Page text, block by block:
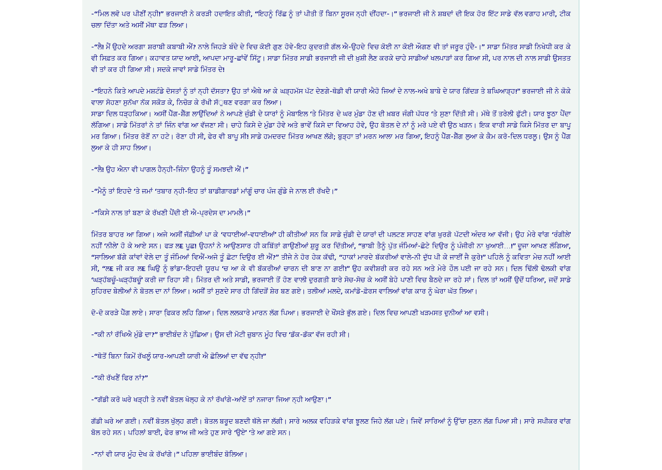
-“ਮਿਲ ਲਵੋ ਪਰ ਪੀਣੀਂ ਨ੍ਹੀ!” ਭਰਜਾਈ ਨੇ ਕਰੜੀ ਹਦਾਇਤ ਕੀਤੀ, “ਇਹਨੂੰ ਰਿੱਛ ਨੂੰ ਤਾਂ ਪੀਤੀ ਤੋਂ ਬਿਨਾ ਸੂਰਜ ਨ੍ਹੀ ਦੀਂਹਦਾ-।” ਭਰਜਾਈ ਜੀ ਨੇ ਸ਼ਬਦਾਂ ਦੀ ਇਕ ਹੋਰ ਇੱਟ ਸਾਡੇ ਵੱਲ ਵਗਾਹ ਮਾਰੀ, ਟੀਕ
ਚਲਾ ਦਿੱਤਾ ਅਤੇ ਅਸੀਂ ਮੱਥਾ ਫੜ ਲਿਆ।
-“ਲੈ! ਮੈਂ ਉਹਦੇ ਅਰਗਾ ਸ਼ਰਾਬੀ ਕਬਾਬੀ ਐਂ? ਨਾਲੇ ਜਿਹੜੇ ਬੰਦੇ ਦੇ ਵਿਚ ਕੋਈ ਗੁਣ ਹੋਵੇ-ਇਹ ਕੁਦਰਤੀ ਗੱਲ ਐ-ਉਹਦੇ ਵਿਚ ਕੋਈ ਨਾ ਕੋਈ ਔਗਣ ਵੀ ਤਾਂ ਜਰੂਰ ਹੁੰਦੈ-।” ਸਾਡਾ ਮਿੱਤਰ ਸਾਡੀ ਨਿਖੇਧੀ ਕਰ ਕੇ
ਵੀ ਸਿਫ਼ਤ ਕਰ ਗਿਆ। ਕਹਾਵਤ ਯਾਦ ਆਈ, ਆਪਦਾ ਮਾਰੂ-ਛਾਂਵੇਂ ਸਿੱਟੂ। ਸਾਡਾ ਮਿੱਤਰ ਸਾਡੀ ਭਰਜਾਈ ਜੀ ਦੀ ਖ਼ੁਸ਼ੀ ਲੈਣ ਕਰਕੇ ਚਾਹੇ ਸਾਡੀਆਂ ਖਲਪਾੜਾਂ ਕਰ ਗਿਆ ਸੀ, ਪਰ ਨਾਲ ਦੀ ਨਾਲ ਸਾਡੀ ਉਸਤਤ
ਵੀ ਤਾਂ ਕਰ ਹੀ ਗਿਆ ਸੀ। ਸਦਕੇ ਜਾਵਾਂ ਸਾਡੇ ਮਿੱਤਰ ਦੇ!
-“ਇਹਨੇ ਕਿਤੇ ਆਪਦੇ ਮਸ਼ਟੰਡੇ ਦੋਸਤਾਂ ਨੂੰ ਤਾਂ ਨ੍ਹੀ ਦੱਸਤਾ? ਉਹ ਤਾਂ ਐਥੇ ਆ ਕੇ ਘੜ੍ਹਮੱਸ ਪੱਟ ਦੇਣਗੇ-ਥੋਡੀ ਵੀ ਯਾਰੀ ਐਹੋ ਜਿਆਂ ਦੇ ਨਾਲ-ਅਖੇ ਬਾਬੇ ਦੇ ਯਾਰ ਗਿੱਦੜ ਤੇ ਬਘਿਆੜ੍ਹ!” ਭਰਜਾਈ ਜੀ ਨੇ ਕੋਕੇ
ਵਾਲਾ ਸੋਹਣਾ ਸੁਨੱਖਾ ਨੱਕ ਸਕੋੜ ਕੇ, ਨਿਚੋੜ ਕੇ ਰੱਖੀ ਸੱੁਥਣ ਵਰਗਾ ਕਰ ਲਿਆ।
ਸਾਡਾ ਦਿਲ ਧੜ੍ਹਕਿਆ। ਅਸੀਂ ਪੈੱਗ-ਸ਼ੈੱਗ ਲਾਉਂਦਿਆਂ ਨੇ ਆਪਣੇ ਜੁੰਡੀ ਦੇ ਯਾਰਾਂ ਨੂੰ ਮੋਬਾਇਲ ‘ਤੇ ਮਿੱਤਰ ਦੇ ਘਰ ਮੁੰਡਾ ਹੋਣ ਦੀ ਖ਼ਬਰ ਜੰਗੀ ਪੱਧਰ ‘ਤੇ ਸੁਣਾ ਦਿੱਤੀ ਸੀ। ਮੱਥੇ ਤੋਂ ਤਰੇਲੀ ਫੁੱਟੀ। ਯਾਰ ਝੂਠਾ ਪੈਂਦਾ
ਲੱਗਿਆ। ਸਾਡੇ ਮਿੱਤਰਾਂ ਨੇ ਤਾਂ ਜਿੰਨ ਵਾਂਗ ਆ ਵੱਜਣਾ ਸੀ। ਚਾਹੇ ਕਿਸੇ ਦੇ ਮੁੰਡਾ ਹੋਵੇ ਅਤੇ ਭਾਵੇਂ ਕਿਸੇ ਦਾ ਵਿਆਹ ਹੋਵੇ, ਉਹ ਬੋਤਲ ਦੇ ਨਾਂ ਨੂੰ ਮਰੇ ਪਏ ਵੀ ਉਠ ਖੜਨ। ਇਕ ਵਾਰੀ ਸਾਡੇ ਕਿਸੇ ਮਿੱਤਰ ਦਾ ਬਾਪੂ
ਮਰ ਗਿਆ। ਮਿੱਤਰ ਰੋਣੋਂ ਨਾ ਹਟੇ। ਰੋਣਾ ਹੀ ਸੀ, ਫੇਰ ਵੀ ਬਾਪੂ ਸੀ! ਸਾਡੇ ਹਮਦਰਦ ਮਿੱਤਰ ਆਖਣ ਲੱਗੇ; ਬੁੜ੍ਹਾ ਤਾਂ ਮਰਨ ਆਲਾ ਮਰ ਗਿਆ, ਇਹਨੂੰ ਪੈੱਗ-ਸ਼ੈੱਗ ਲੁਆ ਕੇ ਕੈਮ ਕਰੋ-ਦਿਲ ਧਰਲੂ। ਉਸ ਨੂੰ ਪੈੱਗ
ਲੁਆ ਕੇ ਹੀ ਸਾਹ ਲਿਆ।
-“ਲੈ! ਉਹ ਐਨਾ ਵੀ ਪਾਗਲ ਹੈਨ੍ਹੀ-ਜਿੰਨਾ ਉਹਨੂੰ ਤੂੰ ਸਮਝਦੀ ਐਂ।”
-“ਮੈਨੂੰ ਤਾਂ ਇਹਦੇ ‘ਤੇ ਜਮਾਂ ‘ਤਬਾਰ ਨ੍ਹੀ-ਇਹ ਤਾਂ ਬਾਡੀਗਾਰਡਾਂ ਮਾਂਗੂੰ ਚਾਰ ਪੰਜ ਗੁੰਡੇ ਜੇ ਨਾਲ ਈ ਰੱਖਦੈ।”
-“ਕਿਸੇ ਨਾਲ ਤਾਂ ਬਣਾ ਕੇ ਰੱਖਣੀ ਪੈਂਦੀ ਈ ਐ-ਪ੍ਰਦੇਸ ਦਾ ਮਾਮਲੈ।”
ਮਿੱਤਰ ਬਾਹਰ ਆ ਗਿਆ। ਅਜੇ ਅਸੀਂ ਜੱਫ਼ੀਆਂ ਪਾ ਕੇ ‘ਵਧਾਈਆਂ-ਵਧਾਈਆਂ’ ਹੀ ਕੀਤੀਆਂ ਸਨ ਕਿ ਸਾਡੇ ਜੁੰਡੀ ਦੇ ਯਾਰਾਂ ਦੀ ਪਲਟਣ ਸਾਹਣ ਵਾਂਗ ਖੁਰਗੋ ਪੱਟਦੀ ਅੰਦਰ ਆ ਵੱਜੀ। ਉਹ ਮੇਰੇ ਵਾਂਗ ‘ਰੰਗੀਲੇ’
ਨਹੀਂ ‘ਨੀਲੇ’ ਹੋ ਕੇ ਆਏ ਸਨ। ਫੜ ਲE ਪੂਛ! ਉਹਨਾਂ ਨੇ ਆਉਣਸਾਰ ਹੀ ਕਬਿੱਤਾਂ ਗਾਉਣੀਆਂ ਸ਼ੁਰੂ ਕਰ ਦਿੱਤੀਆਂ, “ਭਾਬੀ ਤੈਨੂੰ ਪੁੱਤ ਜੰਮਿਆਂ-ਛੋਟੇ ਦਿਉਰ ਨੂੰ ਪੰਜੀਰੀ ਨਾ ਖੁਆਈ…!” ਦੂਜਾ ਆਖਣ ਲੱਗਿਆ,
“ਸਾਲਿਆ ਬੱਗੇ ਕਾਂਵਾਂ ਵੇਲੇ ਦਾ ਤੂੰ ਜੰਮਿਆਂ ਵਿਐਂ-ਅਜੇ ਤੂੰ ਛੋਟਾ ਦਿਉਰ ਈ ਐਂ?” ਤੀਜੇ ਨੇ ਹੋਰ ਹੇਕ ਕੱਢੀ, “ਹਾਕਾਂ ਮਾਰਦੇ ਬੱਕਰੀਆਂ ਵਾਲੇ-ਨੀ ਦੁੱਧ ਪੀ ਕੇ ਜਾਈਂ ਜੈ ਕੁਰੇ!” ਪਹਿਲੇ ਨੂੰ ਕਵਿਤਾ ਮੇਚ ਨਹੀਂ ਆਈ
ਸੀ, “ਲE ਜੀ ਕਰ ਲE ਘਿਉ ਨੂੰ ਭਾਂਡਾ-ਇਹਦੀ ਯੂਰਪ ‘ਚ ਆ ਕੇ ਵੀ ਬੱਕਰੀਆਂ ਚਾਰਨ ਦੀ ਬਾਣ ਨਾ ਗਈ!” ਉਹ ਕਵੀਸ਼ਰੀ ਕਰ ਰਹੇ ਸਨ ਅਤੇ ਮੇਰੇ ਹੌਲ ਪਈ ਜਾ ਰਹੇ ਸਨ। ਦਿਲ ਢਿੱਲੀ ਢੋਲਕੀ ਵਾਂਗ
‘ਘੜ੍ਹੱਬਚੂੰ-ਘੜ੍ਹੱਬਚੂੰ’ ਕਰੀ ਜਾ ਰਿਹਾ ਸੀ। ਮਿੱਤਰ ਦੀ ਅਤੇ ਸਾਡੀ, ਭਰਜਾਈ ਤੋਂ ਹੋਣ ਵਾਲੀ ਦੁਰਗਤੀ ਬਾਰੇ ਸੋਚ-ਸੋਚ ਕੇ ਅਸੀਂ ਬੇਹੇ ਪਾਣੀ ਵਿਚ ਬੈਠਦੇ ਜਾ ਰਹੇ ਸਾਂ। ਦਿਲ ਤਾਂ ਅਸੀਂ ਉਦੋਂ ਧਰਿਆ, ਜਦੋਂ ਸਾਡੇ
ਸੁਹਿਰਦ ਬੇਲੀਆਂ ਨੇ ਬੋਤਲ ਦਾ ਨਾਂ ਲਿਆ। ਅਸੀਂ ਤਾਂ ਸੁਣਦੇ ਸਾਰ ਹੀ ਗਿੱਦੜੋਂ ਸ਼ੇਰ ਬਣ ਗਏ। ਤਲੀਆਂ ਮਲਦੇ, ਕਮਾਂਡੋ-ਫ਼ੋਰਸ ਵਾਲਿਆਂ ਵਾਂਗ ਕਾਰ ਨੂੰ ਘੇਰਾ ਘੱਤ ਲਿਆ।
ਦੋ-ਦੋ ਕਰੜੇ ਪੈੱਗ ਲਾਏ। ਸਾਰਾ ਫਿ਼ਕਰ ਲਹਿ ਗਿਆ। ਦਿਲ ਲਲਕਾਰੇ ਮਾਰਨ ਲੱਗ ਪਿਆ। ਭਰਜਾਈ ਦੇ ਖੌਂਸੜੇ ਭੁੱਲ ਗਏ। ਦਿਲ ਵਿਚ ਆਪਣੀ ਖੜਮਸਤ ਦੁਨੀਆਂ ਆ ਵਸੀ।
-“ਕੀ ਨਾਂ ਰੱਖਿਐ ਮੁੰਡੇ ਦਾ?” ਭਾਈਬੰਦ ਨੇ ਪੁੱਛਿਆ। ਉਸ ਦੀ ਮੋਟੀ ਜ਼ੁਬਾਨ ਮੂੰਹ ਵਿਚ ‘ਡੱਕ-ਡੱਕ’ ਵੱਜ ਰਹੀ ਸੀ।
-“ਥੋਤੋਂ ਬਿਨਾ ਕਿਮੇਂ ਰੱਖਲੂੰ ਯਾਰ-ਆਪਣੀ ਯਾਰੀ ਐ ਛੋਲਿਆਂ ਦਾ ਵੱਢ ਨ੍ਹੀ!”
-“ਕੀ ਰੱਖਣੈਂ ਫਿਰ ਨਾਂ?”
-“ਗੱਡੀ ਕਰੋ ਘਰੇ ਖੜ੍ਹੀ ਤੇ ਨਵੀਂ ਬੋਤਲ ਖੋਲ੍ਹ ਕੇ ਨਾਂ ਰੱਖਾਂਗੇ-ਆਂਏਂ ਤਾਂ ਨਜਾਰਾ ਜਿਆ ਨ੍ਹੀ ਆਉਣਾ।”
ਗੱਡੀ ਘਰੇ ਆ ਗਈ। ਨਵੀਂ ਬੋਤਲ ਖੁੱਲ੍ਹ ਗਈ। ਬੋਤਲ ਬਰੂਦ ਬਣਦੀ ਥੱਲੇ ਜਾ ਲੱਗੀ। ਸਾਰੇ ਅਲਕ ਵਹਿੜਕੇ ਵਾਂਗ ਝੂਲਣ ਜਿਹੇ ਲੱਗ ਪਏ। ਜਿਵੇਂ ਸਾਰਿਆਂ ਨੂੰ ਉੱਚਾ ਸੁਣਨ ਲੱਗ ਪਿਆ ਸੀ। ਸਾਰੇ ਸਪੀਕਰ ਵਾਂਗ
ਬੋਲ ਰਹੇ ਸਨ। ਪਹਿਲਾਂ ਬਾਈ, ਫੇਰ ਭਾਅ ਜੀ ਅਤੇ ਹੁਣ ਸਾਰੇ ‘ਉਏ’ ‘ਤੇ ਆ ਗਏ ਸਨ।
-“ਨਾਂ ਵੀ ਯਾਰ ਮੂੰਹ ਦੇਖ ਕੇ ਰੱਖਾਂਗੇ।” ਪਹਿਲਾ ਭਾਈਬੰਦ ਬੋਲਿਆ।